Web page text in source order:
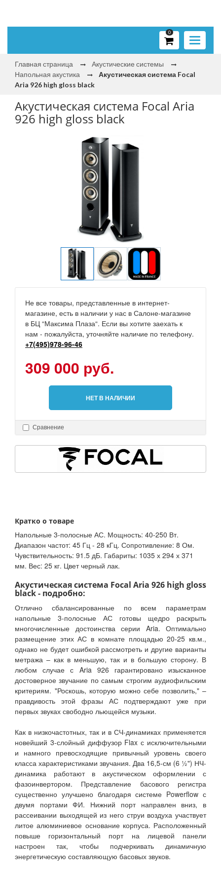
Toggle
0
Главная страница
Акустические системы
Напольная акустика
Акустическая система Focal
Aria 926 high gloss black
Акустическая система Focal Aria
926 high gloss black
Не все товары, представленные в интернет-
магазине, есть в наличии у нас в Салоне-магазине
в БЦ “Максима Плаза“. Если вы хотите заехать к
нам - пожалуйста, уточняйте наличие по телефону.
+7(495)978-96-46
309 000 руб.
НЕТ В НАЛИЧИИ
Сравнение
Кратко о товаре
Напольные 3-полосные АС. Мощность: 40-250 Вт.
Диапазон частот: 45 Гц - 28 кГц. Сопротивление: 8 Ом.
Чувствительность: 91.5 дБ. Габариты: 1035 х 294 х 371
мм. Вес: 25 кг. Цвет черный лак.
Акустическая система Focal Aria 926 high gloss
black - подробно:
Отлично сбалансированные по всем параметрам
напольные 3-полосные АС готовы щедро раскрыть
многочисленные достоинства серии Aria. Оптимально
размещение этих АС в комнате площадью 20-25 кв.м.,
однако не будет ошибкой рассмотреть и другие варианты
метража – как в меньшую, так и в большую сторону. В
любом случае с Aria 926 гарантировано изысканное
достоверное звучание по самым строгим аудиофильским
критериям. "Роскошь, которую можно себе позволить," –
правдивость этой фразы АС подтверждают уже при
первых звуках свободно льющейся музыки.
Как в низкочастотных, так и в СЧ-динамиках применяется
новейший 3-слойный диффузор Flax с исключительными
и намного превосходящие привычный уровень своего
класса характеристиками звучания. Два 16,5-см (6 ½") НЧ-
динамика работают в акустическом оформлении с
фазоинвертором. Представление басового регистра
существенно улучшено благодаря системе Powerflow с
двумя портами ФИ. Нижний порт направлен вниз, в
рассеивании выходящей из него струи воздуха участвует
литое алюминиевое основание корпуса. Расположенный
повыше горизонтальный порт на лицевой панели
настроен так, чтобы подчеркивать динамичную
энергетическую составляющую басовых звуков.